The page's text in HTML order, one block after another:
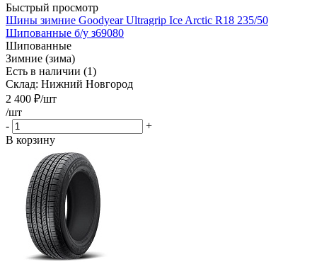
Быстрый просмотр
Шины зимние Goodyear Ultragrip Ice Arctic R18 235/50
Шипованные б/у з69080
Шипованные
Зимние (зима)
Есть в наличии (1)
Склад: Нижний Новгород
2 400 ₽/шт
/шт
-
+
В корзину